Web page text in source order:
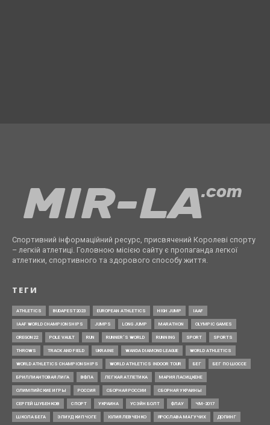
Спортивний інформаційний ресурс, присвячений Королеві спорту
– легкій атлетиці. Головною місією сайту є пропаганда легкої
атлетики, спортивного та здорового способу життя.
ТЕГИ
ATHLETICS BUDAPEST2023 EUROPEAN ATHLETICS HIGH JUMP IAAF
IAAF WORLD CHAMPIONSHIPS JUMPS LONG JUMP MARATHON OLYMPIC GAMES
OREGON22 POLE VAULT RUN RUNNER’S WORLD RUNNING SPORT SPORTS
THROWS TRACK AND FIELD UKRAINE WANDA DIAMOND LEAGUE WORLD ATHLETICS
WORLD ATHLETICS CHAMPIONSHIPS WORLD ATHLETICS INDOOR TOUR БЕГ БЕГ ПО ШОССЕ
БРИЛЛИАНТОВАЯ ЛИГА ВФЛА ЛЕГКАЯ АТЛЕТИКА МАРИЯ ЛАСИЦКЕНЕ
ОЛИМПИЙСКИЕ ИГРЫ РОССИЯ СБОРНАЯ РОССИИ СБОРНАЯ УКРАИНЫ
СЕРГЕЙ ШУБЕНКОВ СПОРТ УКРАИНА УСЭЙН БОЛТ ФЛАУ ЧМ-2017
ШКОЛА БЕГА ЭЛИУД КИПЧОГЕ ЮЛИЯ ЛЕВЧЕНКО ЯРОСЛАВА МАГУЧИХ ДОПИНГ